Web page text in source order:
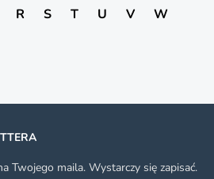
R S T U V
W
Twojego maila. Wystarczy się zapisać.